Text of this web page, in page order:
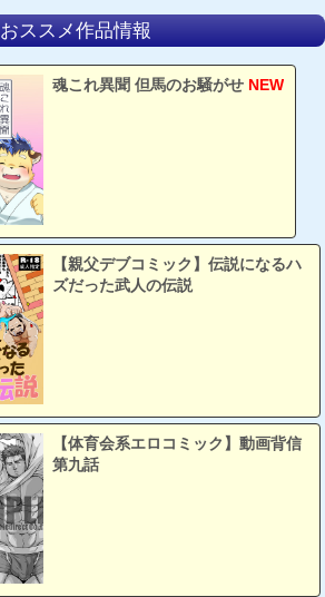
おススメ作品情報
魂これ異聞 但馬のお騒がせ NEW
【親父デブコミック】伝説になるハ
ズだった武人の伝説
【体育会系エロコミック】動画背信
第九話